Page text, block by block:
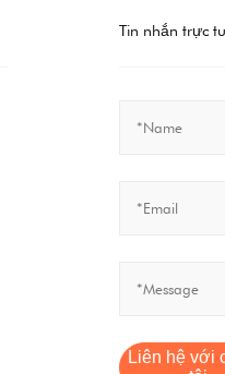
Tin nhắn trực
Liên hệ với